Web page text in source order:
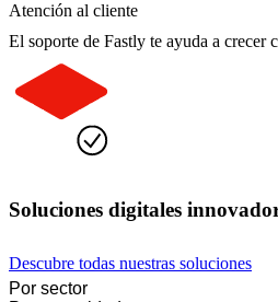
Atención al cliente
El soporte de Fastly te ayuda a crecer
Soluciones digitales
Descubre todas nuestras soluciones
Por sector